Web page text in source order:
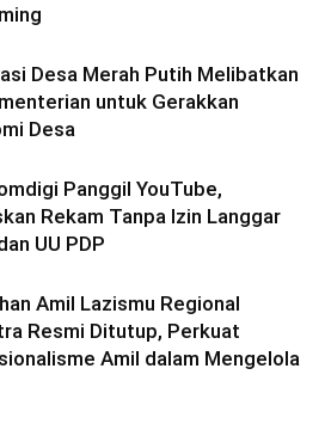
Desa Merah Putih Melibatkan
untuk Gerakkan
Desa
Panggil YouTube,
Rekam Tanpa Izin Langgar
UU PDP
Amil Lazismu Regional
Resmi Ditutup, Perkuat
Amil dalam Mengelola